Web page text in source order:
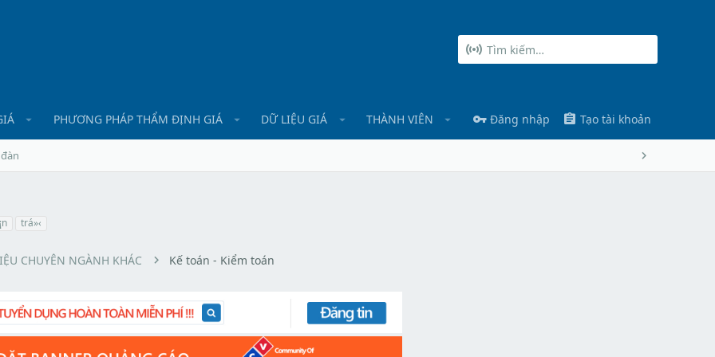
PHƯƠNG PHÁP THẨM ĐỊNH GIÁ DỮ LIỆU GIÁ THÀNH VIÊN Đăng nhập Tạo tài khoản
trá»‹
CHUYÊN NGÀNH KHÁC Kế toán - Kiểm toán